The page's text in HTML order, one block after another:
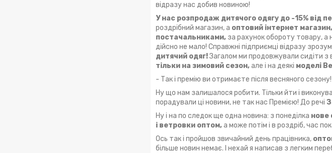
відразу нас добив новиною!
У нас розпродаж дитячого одягу до -15% від
роздрібний магазин, а оптовий інтернет
постачальниками, за рахунок обороту товару, а
дійсно не мало! Справжні підприємці відразу
дитячий одяг!Загалом ми продовжували сидіти з
тільки на зимовий сезон,але і на деякі моделі
- Так і премію ви отримаєте після весняного
Ну що нам залишалося робити. Тільки йти і
порадували ці новини, не так нас Премією! До речі
Ну і на по следок ще одна новина: з понеділка нове
і ветровки оптом,а може потім і в роздріб, час
Ось так і пройшов звичайний день працівника,
більше новин немає. І нехай я написав з легким